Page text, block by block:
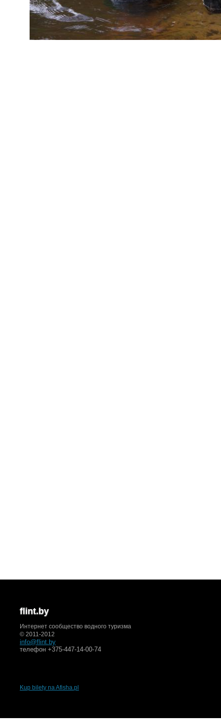
flint.by
Интернет сообщество водного туризма
© 2011-2012
info@flint.by
телефон +375-447-14-00-74
Kup bilety na Afisha.pl